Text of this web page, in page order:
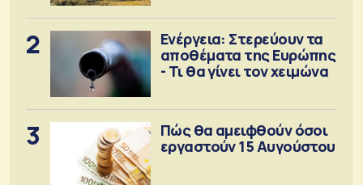
2
Ενέργεια: Στερεύουν τα
αποθέματα της Ευρώπης
- Τι θα γίνει τον χειμώνα
3
Πώς θα αμειφθούν όσοι
εργαστούν 15 Αυγούστου